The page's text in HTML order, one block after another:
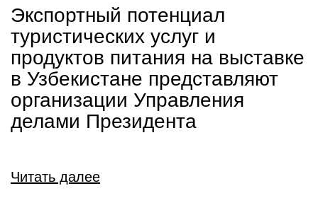
Экспортный потенциал
туристических услуг и
продуктов питания на выставке
в Узбекистане представляют
организации Управления
делами Президента
Читать далее